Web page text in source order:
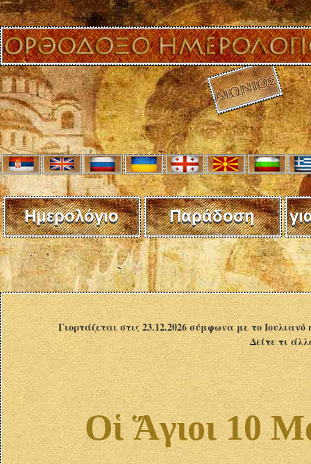
Ημερολόγιο Παράδοση
Γιορτάζεται στις 23.12.2026 σύμφωνα με το
Δείτε τι
Οἱ Ἅγιοι 10